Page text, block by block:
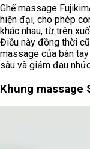
Ghế massage
hiện đại, cho phép
khác nhau, từ trên
Điều này đồng thời
massage của bàn
sâu và giảm đau
Khung massage